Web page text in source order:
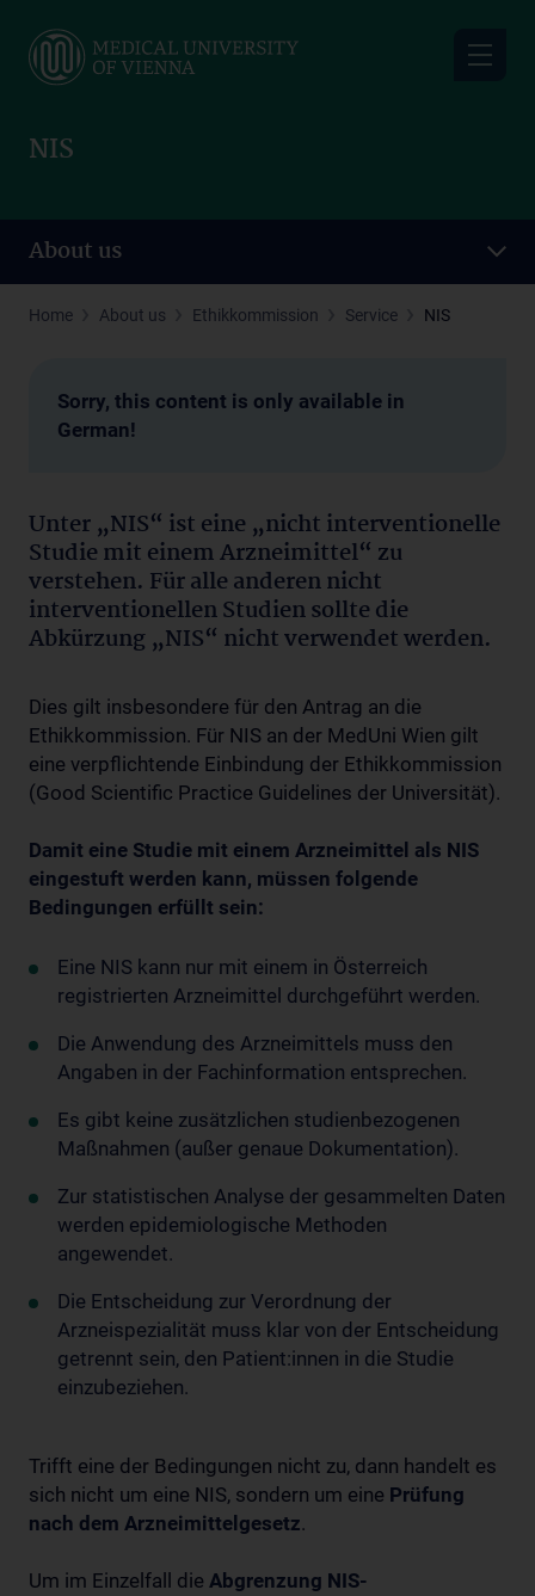
main
NIS
About us
Home About us Ethikkommission Service NIS
Sorry, this content is only available in
German!
Unter „NIS“ ist eine „nicht interventionelle
Studie mit einem Arzneimittel“ zu
verstehen. Für alle anderen nicht
interventionellen Studien sollte die
Abkürzung „NIS“ nicht verwendet werden.
Dies gilt insbesondere für den Antrag an die
Ethikkommission. Für NIS an der MedUni Wien gilt
eine verpflichtende Einbindung der Ethikkommission
(Good Scientific Practice Guidelines der Universität).
Damit eine Studie mit einem Arzneimittel als NIS
eingestuft werden kann, müssen folgende
Bedingungen erfüllt sein:
Eine NIS kann nur mit einem in Österreich
registrierten Arzneimittel durchgeführt werden.
Die Anwendung des Arzneimittels muss den
Angaben in der Fachinformation entsprechen.
Es gibt keine zusätzlichen studienbezogenen
Maßnahmen (außer genaue Dokumentation).
Zur statistischen Analyse der gesammelten Daten
werden epidemiologische Methoden
angewendet.
Die Entscheidung zur Verordnung der
Arzneispezialität muss klar von der Entscheidung
getrennt sein, den Patient:innen in die Studie
einzubeziehen.
Trifft eine der Bedingungen nicht zu, dann handelt es
sich nicht um eine NIS, sondern um eine Prüfung
nach dem Arzneimittelgesetz.
Um im Einzelfall die Abgrenzung NIS-